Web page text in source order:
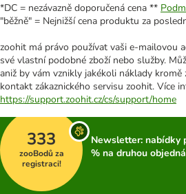
*DC = nezávazně doporučená cena **
"běžně" = Nejnižší cena produktu za
zoohit má právo používat vaši e-mailovou
své vlastní podobné zboží nebo služby.
aniž by vám vznikly jakékoli náklady kromě
kontakt zákaznického servisu zoohit. Více
https://support.zoohit.cz/cs/support/home
333
zooBodů za
registraci!
Newsletter: nabídky
% na druhou